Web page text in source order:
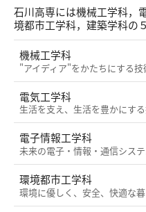
石川高専には機械工学科，
境都市工学科，建築学科の
機械工学科
"アイディア"をかたちにする技
電気工学科
生活を支え、生活を豊かにす
電子情報工学科
未来の電子・情報・通信シス
環境都市工学科
環境に優しく、安全、快適な